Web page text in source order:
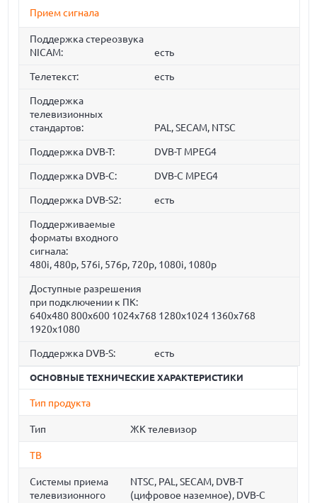
Прием сигнала
Поддержка стереозвука
NICAM:
есть
Телетекст: есть
Поддержка
телевизионных
стандартов:
PAL, SECAM, NTSC
Поддержка DVB-T: DVB-T MPEG4
Поддержка DVB-C: DVB-C MPEG4
Поддержка DVB-S2: есть
Поддерживаемые
форматы входного
сигнала:
480i, 480p, 576i, 576p, 720p, 1080i, 1080p
Доступные разрешения
при подключении к ПК:
640x480 800x600 1024x768 1280x1024 1360x768
1920x1080
Поддержка DVB-S: есть
ОСНОВНЫЕ ТЕХНИЧЕСКИЕ ХАРАКТЕРИСТИКИ
Тип продукта
Тип ЖК телевизор
ТВ
Системы приема
телевизионного
NTSC, PAL, SECAM, DVB-T
(цифровое наземное), DVB-C